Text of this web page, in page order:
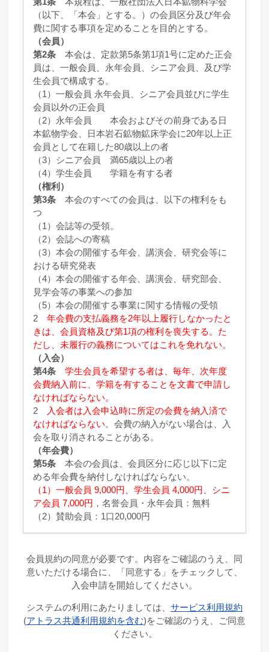
（以下、「本会」とする。）の会員区分及び年会
費に関する事項を定めることを目的とする。
（会員）
第2条 本会は、定款第5条第1項1号に定めた正会
員は、一般会員、永年会員、シニア会員、及び学
生会員で構成する。
（1）一般会員 永年会員、シニア会員並びに学生
会員以外の正会員
（2）永年会員 本会およびその前身である日
本鉱物学会、日本岩石鉱物鉱床学会に20年以上正
会員として在籍した80歳以上の者
（3）シニア会員 満65歳以上の者
（4）学生会員 学籍を有する者
（権利）
第3条 本会のすべての会員は、以下の権利をも
つ
（1）会誌等の受領。
（2）会誌への寄稿
（3）本会の開催する年会、講演会、研究会等に
おける研究発表
（4）本会の開催する年会、講演会、研究部会、
見学会等の事業への参加
（5）本会の開催する事業に関する情報の受領
2年会費の支払義務を2年以上履行しなかったと
きは、会員資格及び第1項の権利を喪失する。た
だし、未履行の義務についてはこれを免れない。
（入会）
第4条
学生会員を希望する者は、毎年、次年度
会費納入前に、学籍を有することを文書で申請し
なければならない。
2
入会者は入会申込時に所定の会費を納入済で
なければならない。会費の納入がない場合は、入
会を取り消されることがある。
（年会費）
第5条 本会の会員は、会員区分に応じ以下に定
める年会費を納付しなければならない。
（1）一般会員 9,000円、学生会員 4,000円、シニ
ア会員 7,000円 ，名誉会員・永年会員：無料
（2）賛助会員：1口20,000円
会員規約の同意が必要です。内容をご確認のうえ、同
意いただける場合に、「同意する」をチェックして、
入会申請を開始してください。
システムの利用にあたりましては、 サービス利用規約
(アトラス共通利用規約を含む)をご確認のうえ、ご同意
ください。